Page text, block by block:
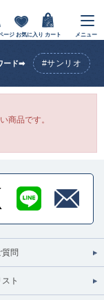
ージ お気に入り カート メニュー
ード➡ #サンリオ
商品です。
質問
ト